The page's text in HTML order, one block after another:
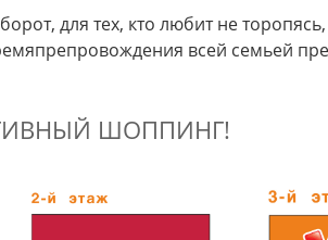
для тех, кто любит не
всей семьей
ШОППИНГ!